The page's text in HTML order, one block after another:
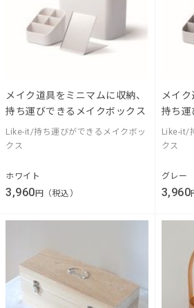
メイク道具をミニマムに収納、
持ち運びできるメイクボックス
Like-it/持ち運びができるメイクボッ
クス
ホワイト
3,960 円（税込）
メイ
持ち運
Like-it/
クス
グレー
3,960